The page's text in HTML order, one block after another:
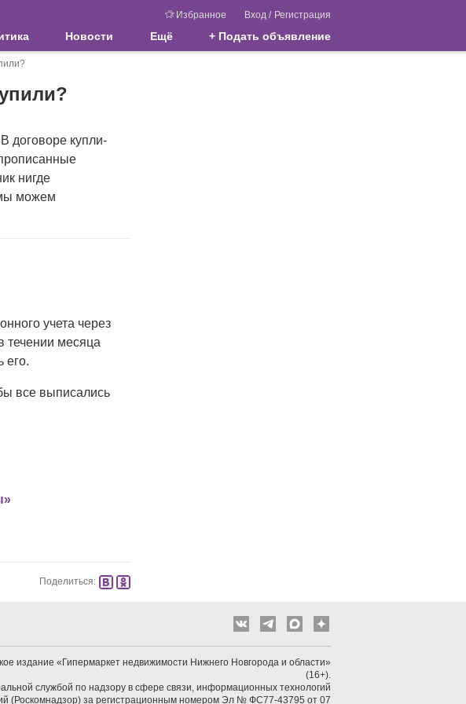
Избранное Вход / Регистрация
Новости Ещё + Подать объявление
договоре купли-
нигде
мы можем
учета через
течении месяца
его.
все выписались
Поделиться:
издание «Гипермаркет недвижимости Нижнего Новгорода и области»
(16+).
службой по надзору в сфере связи, информационных технологий
(Роскомнадзор) за регистрационным номером Эл № ФС77-43795 от 07